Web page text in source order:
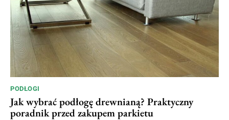
PODŁOGI
Jak wybrać podłogę drewnianą? Praktyczny
poradnik przed zakupem parkietu